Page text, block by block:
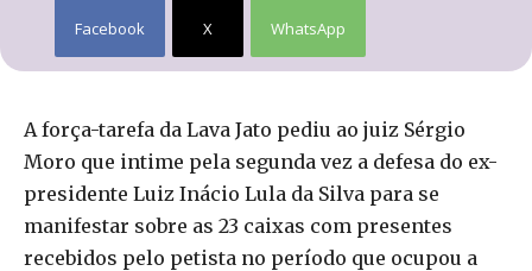
Facebook X WhatsApp
A força-tarefa da Lava Jato pediu ao juiz Sérgio
Moro que intime pela segunda vez a defesa do ex-
presidente Luiz Inácio Lula da Silva para se
manifestar sobre as 23 caixas com presentes
recebidos pelo petista no período que ocupou a